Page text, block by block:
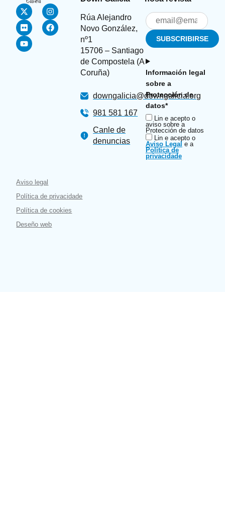
Rúa Alejandro
Novo González,
nº1
15706 – Santiago
de Compostela (A
Coruña)
downgalicia@downgalicia.org
981 581 167
Canle de
denuncias
Información legal
sobre a
Protección de
datos*
Lin e acepto o
aviso sobre a
Protección de datos
Lin e acepto o
Aviso Legal e a
Política de
privacidade
Aviso legal
Política de privacidade
Política de cookies
Deseño web